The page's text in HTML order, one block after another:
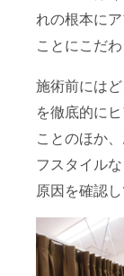
れの根本に
ことにこだわ
施術前には
を徹底的に
ことのほか
フスタイル
原因を確認し